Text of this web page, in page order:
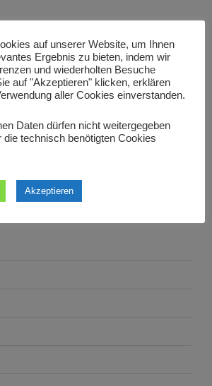
auf unserer Website, um Ihnen
Ergebnis zu bieten, indem wir
und wiederholten Besuche
auf "Akzeptieren" klicken, erklären
aller Cookies einverstanden.
Daten dürfen nicht weitergegeben
die technisch benötigten Cookies
Akzeptieren